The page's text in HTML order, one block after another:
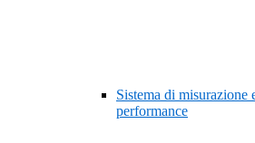
Sistema di misurazione
performance